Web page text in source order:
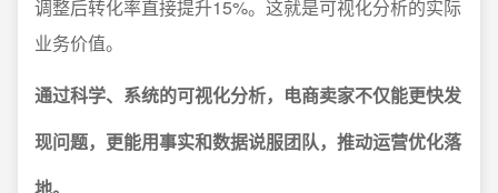
调整后转化率直接提升15%。这就是可视化分析的实际
业务价值。
通过科学、系统的可视化分析，电商卖家不仅能更快发
现问题，更能用事实和数据说服团队，推动运营优化落